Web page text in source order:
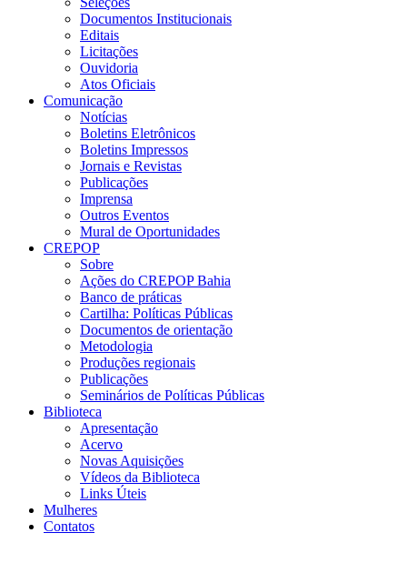
Documentos Institucionais
Editais
Licitações
Ouvidoria
Atos Oficiais
Comunicação
Notícias
Boletins Eletrônicos
Boletins Impressos
Jornais e Revistas
Publicações
Imprensa
Outros Eventos
Mural de Oportunidades
CREPOP
Sobre
Ações do CREPOP Bahia
Banco de práticas
Cartilha: Políticas Públicas
Documentos de orientação
Metodologia
Produções regionais
Publicações
Seminários de Políticas Públicas
Biblioteca
Apresentação
Acervo
Novas Aquisições
Vídeos da Biblioteca
Links Úteis
Mulheres
Contatos